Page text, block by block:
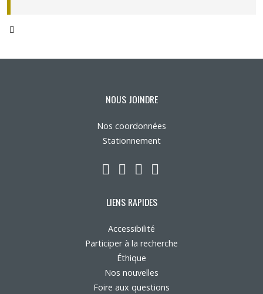
NOUS JOINDRE
Nos coordonnées
Stationnement
LinkedIn
YouTube
Twitter
LIENS RAPIDES
Accessibilité
Participer à la recherche
Éthique
Nos nouvelles
Foire aux questions